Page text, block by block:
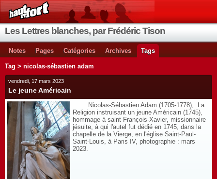
Les Lettres blanches, par Frédéric Tison
Notes Pages Catégories Archives Tags
Tag > nicolas-sébastien adam
vendredi, 17 mars 2023
Le jeune Américain
Nicolas-Sébastien Adam (1705-1778), La
Religion instruisant un jeune Américain (1745),
hommage à saint François-Xavier, missionnaire
jésuite, à qui l'autel fut dédié en 1745, dans la
chapelle de la Vierge, en l'église Saint-Paul-
Saint-Louis, à Paris IV, photographie : mars
2023.